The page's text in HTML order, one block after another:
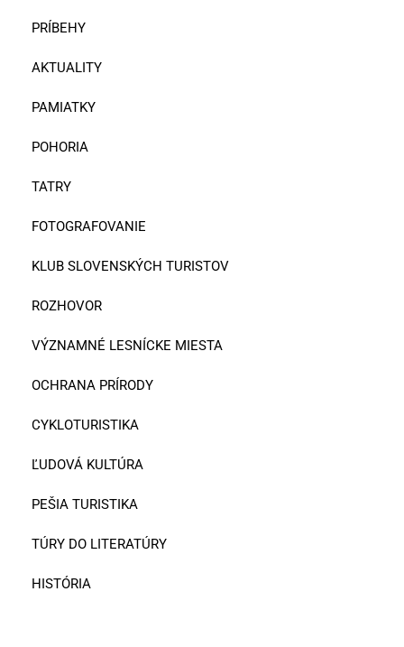
PRÍBEHY
AKTUALITY
PAMIATKY
POHORIA
TATRY
FOTOGRAFOVANIE
KLUB SLOVENSKÝCH TURISTOV
ROZHOVOR
VÝZNAMNÉ LESNÍCKE MIESTA
OCHRANA PRÍRODY
CYKLOTURISTIKA
ĽUDOVÁ KULTÚRA
PEŠIA TURISTIKA
TÚRY DO LITERATÚRY
HISTÓRIA